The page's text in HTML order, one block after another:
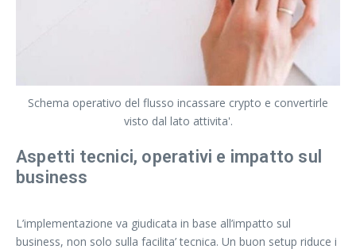
Schema operativo del flusso incassare crypto e convertirle
visto dal lato attivita'.
Aspetti tecnici, operativi e impatto sul
business
L’implementazione va giudicata in base all’impatto sul
business, non solo sulla facilita’ tecnica. Un buon setup riduce i